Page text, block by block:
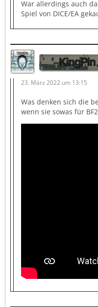
War allerdings auch
Spiel von DICE/EA
KingPin
23. März 2022 um 13:15
Was denken sich die
wenn sie sowas für